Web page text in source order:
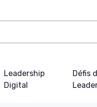
Leadership
Digital
Défis